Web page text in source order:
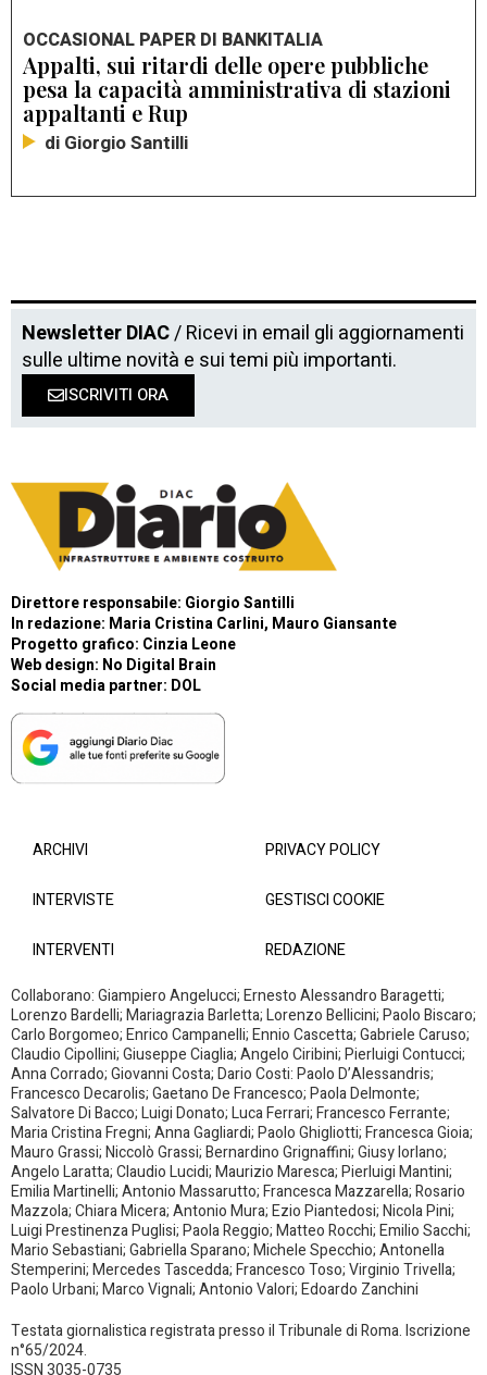
OCCASIONAL PAPER DI BANKITALIA
Appalti, sui ritardi delle opere pubbliche
pesa la capacità amministrativa di stazioni
appaltanti e Rup
di Giorgio Santilli
Newsletter DIAC/ Ricevi in email gli aggiornamenti
sulle ultime novità e sui temi più importanti.
ISCRIVITI ORA
Direttore responsabile: Giorgio Santilli
In redazione: Maria Cristina Carlini, Mauro Giansante
Progetto grafico: Cinzia Leone
Web design: No Digital Brain
Social media partner: DOL
ARCHIVI
INTERVISTE
INTERVENTI
PRIVACY POLICY
GESTISCI COOKIE
REDAZIONE
Collaborano: Giampiero Angelucci; Ernesto Alessandro Baragetti;
Lorenzo Bardelli; Mariagrazia Barletta; Lorenzo Bellicini; Paolo Biscaro;
Carlo Borgomeo; Enrico Campanelli; Ennio Cascetta; Gabriele Caruso;
Claudio Cipollini; Giuseppe Ciaglia; Angelo Ciribini; Pierluigi Contucci;
Anna Corrado; Giovanni Costa; Dario Costi: Paolo D’Alessandris;
Francesco Decarolis; Gaetano De Francesco; Paola Delmonte;
Salvatore Di Bacco; Luigi Donato; Luca Ferrari; Francesco Ferrante;
Maria Cristina Fregni; Anna Gagliardi; Paolo Ghigliotti; Francesca Gioia;
Mauro Grassi; Niccolò Grassi; Bernardino Grignaffini; Giusy Iorlano;
Angelo Laratta; Claudio Lucidi; Maurizio Maresca; Pierluigi Mantini;
Emilia Martinelli; Antonio Massarutto; Francesca Mazzarella; Rosario
Mazzola; Chiara Micera; Antonio Mura; Ezio Piantedosi; Nicola Pini;
Luigi Prestinenza Puglisi; Paola Reggio; Matteo Rocchi; Emilio Sacchi;
Mario Sebastiani; Gabriella Sparano; Michele Specchio; Antonella
Stemperini; Mercedes Tascedda; Francesco Toso; Virginio Trivella;
Paolo Urbani; Marco Vignali; Antonio Valori; Edoardo Zanchini
Testata giornalistica registrata presso il Tribunale di Roma. Iscrizione
n°65/2024.
ISSN 3035-0735